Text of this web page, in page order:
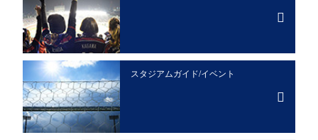
スタジアムガイド/イベント